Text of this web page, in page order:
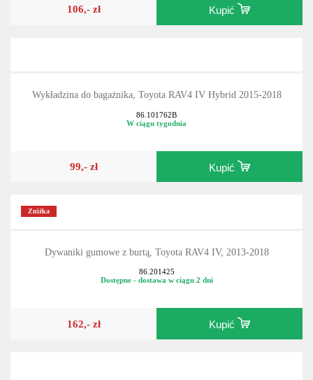
106,- zł Kupić
Wykładzina do bagażnika, Toyota RAV4 IV Hybrid 2015-2018
86.101762B
W ciągu tygodnia
99,- zł Kupić
Zniżka
Dywaniki gumowe z burtą, Toyota RAV4 IV, 2013-2018
86.201425
Dostępne - dostawa w ciągu 2 dni
162,- zł Kupić